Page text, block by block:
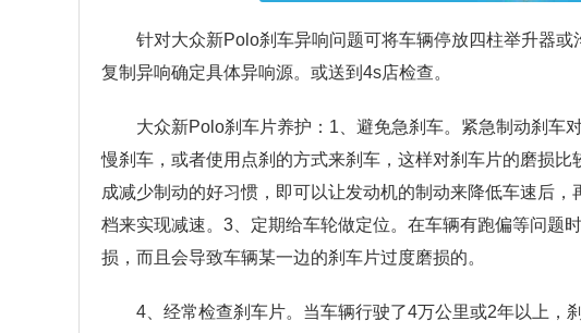
针对大众新Polo刹车异响问题可将车辆停放四柱举升器
复制异响确定具体异响源。或送到4s店检查。
大众新Polo刹车片养护：1、避免急刹车。紧急制动刹车
慢刹车，或者使用点刹的方式来刹车，这样对刹车片的磨损
成减少制动的好习惯，即可以让发动机的制动来降低车速后
档来实现减速。3、定期给车轮做定位。在车辆有跑偏等问题
损，而且会导致车辆某一边的刹车片过度磨损的。
4、经常检查刹车片。当车辆行驶了4万公里或2年以上，